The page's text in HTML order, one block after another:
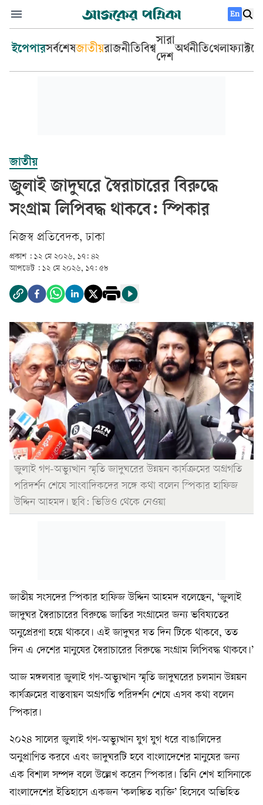
En
ইপেপারসর্বশেষজাতীয়রাজনীতিবিশ্ব
সারা
দেশ
অর্থনীতিখেলা
জাতীয়
জুলাই জাদুঘরে স্বৈরাচারের বিরুদ্ধে
সংগ্রাম লিপিবদ্ধ থাকবে: স্পিকার
‎নিজস্ব প্রতিবেদক, ঢাকা‎
প্রকাশ : ১২ মে ২০২৬, ১৭: ৪২
আপডেট : ১২ মে ২০২৬, ১৭: ৫৮
জুলাই গণ-অভ্যুত্থান স্মৃতি জাদুঘরের উন্নয়ন কার্যক্রমের অগ্রগতি
পরিদর্শন শেষে সাংবাদিকদের সঙ্গে কথা বলেন স্পিকার হাফিজ
উদ্দিন আহমদ। ছবি: ভিডিও থেকে নেওয়া
জাতীয় সংসদের স্পিকার হাফিজ উদ্দিন আহমদ বলেছেন, ‘জুলাই
জাদুঘর স্বৈরাচারের বিরুদ্ধে জাতির সংগ্রামের জন্য ভবিষ্যতের
অনুপ্রেরণা হয়ে থাকবে। এই জাদুঘর যত দিন টিকে থাকবে, তত
দিন এ দেশের মানুষের স্বৈরাচারের বিরুদ্ধে সংগ্রাম লিপিবদ্ধ থাকবে।’
আজ মঙ্গলবার জুলাই গণ-অভ্যুত্থান স্মৃতি জাদুঘরের চলমান উন্নয়ন
কার্যক্রমের বাস্তবায়ন অগ্রগতি পরিদর্শন শেষে এসব কথা বলেন
স্পিকার।
২০২৪ সালের জুলাই গণ-অভ্যুত্থান যুগ যুগ ধরে বাঙালিদের
অনুপ্রাণিত করবে এবং জাদুঘরটি হবে বাংলাদেশের মানুষের জন্য
এক বিশাল সম্পদ বলে উল্লেখ করেন স্পিকার। তিনি শেখ হাসিনাকে
বাংলাদেশের ইতিহাসে একজন ‘কলঙ্কিত ব্যক্তি’ হিসেবে অভিহিত